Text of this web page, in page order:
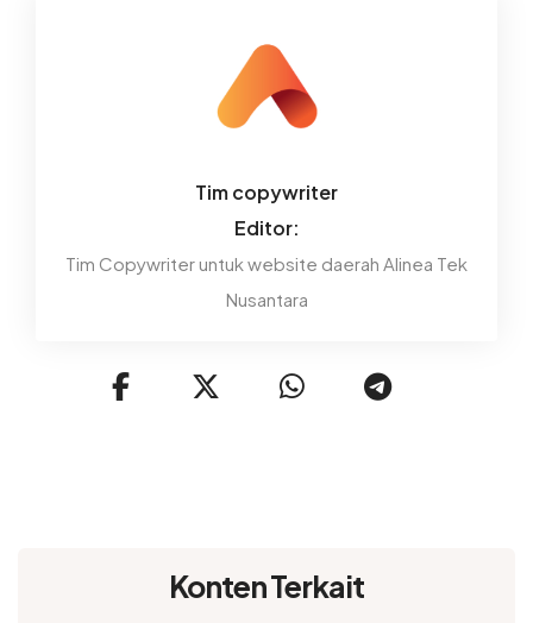
Tim copywriter
Editor:
Tim Copywriter untuk website daerah Alinea Tek
Nusantara
Konten Terkait